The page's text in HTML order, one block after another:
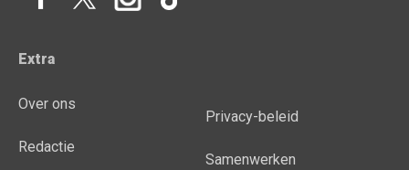
Extra
Over ons
Redactie
Privacy-beleid
Samenwerken